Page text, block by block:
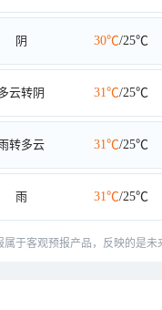
阴 30℃/25℃
云转阴 31℃/25℃
转多云 31℃/25℃
雨 31℃/25℃
属于客观预报产品，反映的是